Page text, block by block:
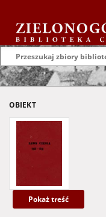
OBIEKT
Pokaż treść